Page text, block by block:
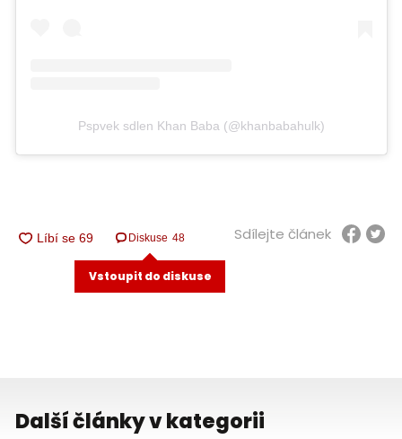
Pspvek sdlen Khan Baba (@khanbabahulk)
Diskuse 48
Vstoupit do diskuse
Sdílejte článek
Další články v kategorii